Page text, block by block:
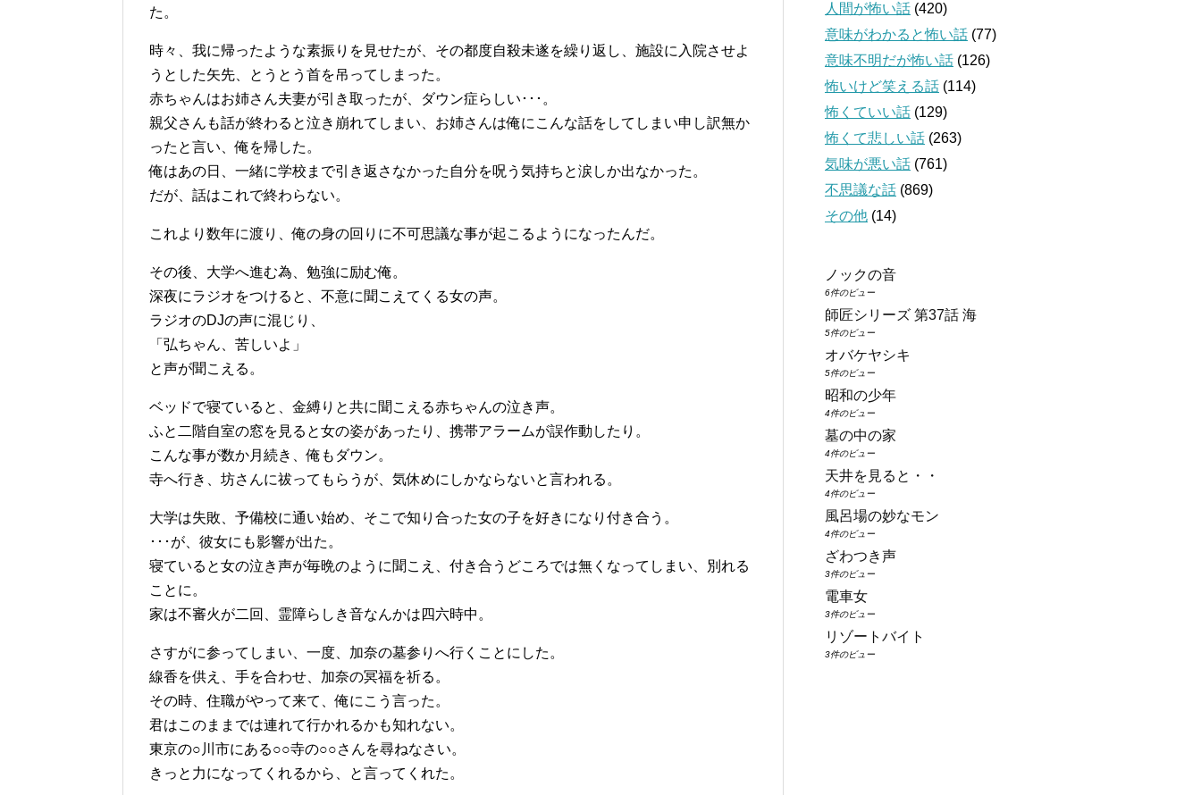
た。
時々、我に帰ったような素振りを見せたが、その都度自殺未遂を繰り返し、施設に入院させよ
うとした矢先、とうとう首を吊ってしまった。
赤ちゃんはお姉さん夫妻が引き取ったが、ダウン症らしい･･･。
親父さんも話が終わると泣き崩れてしまい、お姉さんは俺にこんな話をしてしまい申し訳無か
ったと言い、俺を帰した。
俺はあの日、一緒に学校まで引き返さなかった自分を呪う気持ちと涙しか出なかった。
だが、話はこれで終わらない。
これより数年に渡り、俺の身の回りに不可思議な事が起こるようになったんだ。
その後、大学へ進む為、勉強に励む俺。
深夜にラジオをつけると、不意に聞こえてくる女の声。
ラジオのDJの声に混じり、
「弘ちゃん、苦しいよ」
と声が聞こえる。
ベッドで寝ていると、金縛りと共に聞こえる赤ちゃんの泣き声。
ふと二階自室の窓を見ると女の姿があったり、携帯アラームが誤作動したり。
こんな事が数か月続き、俺もダウン。
寺へ行き、坊さんに祓ってもらうが、気休めにしかならないと言われる。
大学は失敗、予備校に通い始め、そこで知り合った女の子を好きになり付き合う。
･･･が、彼女にも影響が出た。
寝ていると女の泣き声が毎晩のように聞こえ、付き合うどころでは無くなってしまい、別れる
ことに。
家は不審火が二回、霊障らしき音なんかは四六時中。
さすがに参ってしまい、一度、加奈の墓参りへ行くことにした。
線香を供え、手を合わせ、加奈の冥福を祈る。
その時、住職がやって来て、俺にこう言った。
君はこのままでは連れて行かれるかも知れない。
東京の○川市にある○○寺の○○さんを尋ねなさい。
きっと力になってくれるから、と言ってくれた。
人間が怖い話 (420)
意味がわかると怖い話 (77)
意味不明だが怖い話 (126)
怖いけど笑える話 (114)
怖くていい話 (129)
怖くて悲しい話 (263)
気味が悪い話 (761)
不思議な話 (869)
その他 (14)
ノックの音
6件のビュー
師匠シリーズ 第37話 海
5件のビュー
オバケヤシキ
5件のビュー
昭和の少年
4件のビュー
墓の中の家
4件のビュー
天井を見ると・・
4件のビュー
風呂場の妙なモン
4件のビュー
ざわつき声
3件のビュー
電車女
3件のビュー
リゾートバイト
3件のビュー